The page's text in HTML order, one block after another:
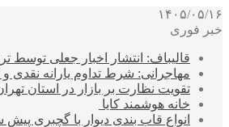
۱۴۰۵/۰۵/۱۶
خبر فوری
قالیباف: انتشار اخبار جعلی
مهاجرانی: شرط تداوم یارانه نقدی
تقویت نظارت بر بازار در استان
خانه هوشمند کایا
انواع قاب بندی دیوار با گچبری